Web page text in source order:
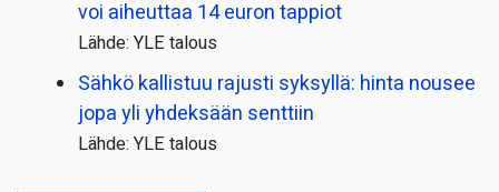
voi aiheuttaa 14 euron tappiot
Lähde: YLE talous
Sähkö kallistuu rajusti syksyllä: hinta nousee
jopa yli yhdeksään senttiin
Lähde: YLE talous